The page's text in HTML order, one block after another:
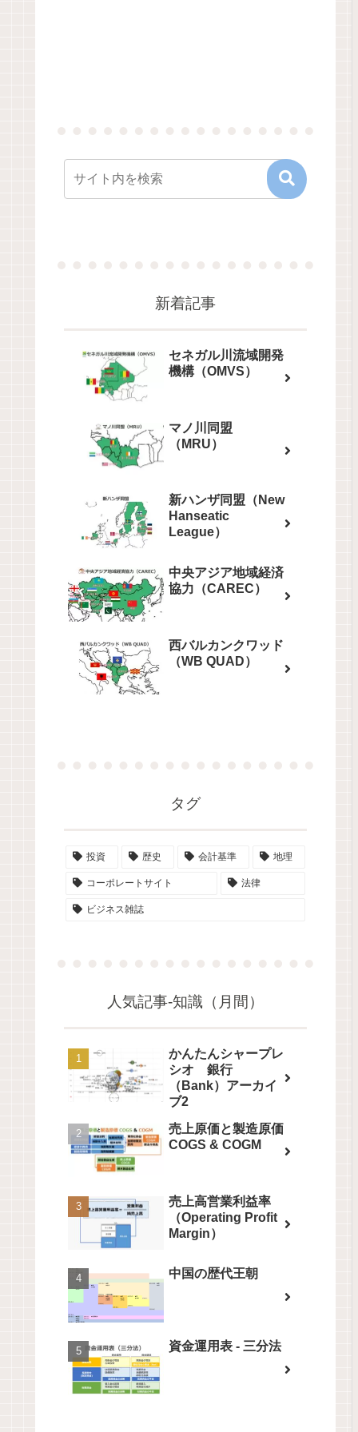
新着記事
セネガル川流域開発
機構（OMVS）
マノ川同盟
（MRU）
新ハンザ同盟（New
Hanseatic
League）
中央アジア地域経済
協力（CAREC）
西バルカンクワッド
（WB QUAD）
タグ
投資 歴史 会計基準 地理
コーポレートサイト 法律
ビジネス雑誌
人気記事-知識（月間）
かんたんシャープレ
シオ 銀行
（Bank）アーカイ
ブ2
売上原価と製造原価
COGS & COGM
売上高営業利益率
（Operating Profit
Margin）
中国の歴代王朝
資金運用表 - 三分法